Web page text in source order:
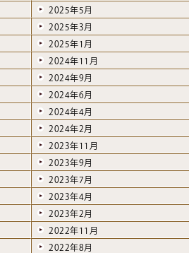
2025年5月
2025年3月
2025年1月
2024年11月
2024年9月
2024年6月
2024年4月
2024年2月
2023年11月
2023年9月
2023年7月
2023年4月
2023年2月
2022年11月
2022年8月